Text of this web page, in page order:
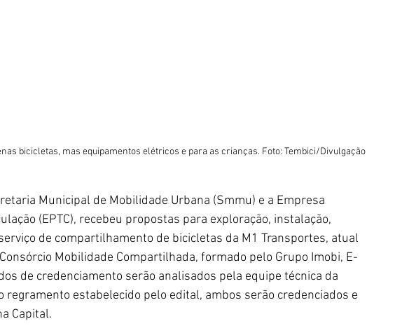
bicicletas, mas equipamentos elétricos e para as crianças. Foto: Tembici/Divulgação
Municipal de Mobilidade Urbana (Smmu) e a Empresa
(EPTC), recebeu propostas para exploração, instalação,
de compartilhamento de bicicletas da M1 Transportes, atual
Mobilidade Compartilhada, formado pelo Grupo Imobi, E-
de credenciamento serão analisados pela equipe técnica da
estabelecido pelo edital, ambos serão credenciados e
Capital.